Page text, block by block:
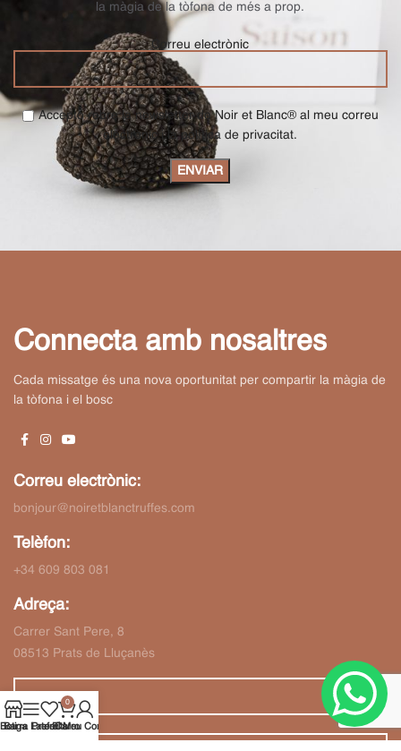
la màgia de la tòfona de més a prop.
Correu electrònic
Accepto rebre la newsletter de Noir et Blanc® al meu correu
electrònic i la política de privacitat.
Connecta amb nosaltres
Cada missatge és una nova oportunitat per compartir la màgia de
la tòfona i el bosc
Correu electrònic:
bonjour@noiretblanctruffes.com
Telèfon:
+34 609 803 081
Adreça:
Carrer Sant Pere, 8
08513 Prats de Lluçanès
Botiga
Barra Lateral
Preferits
0
Carro
El Meu Compte